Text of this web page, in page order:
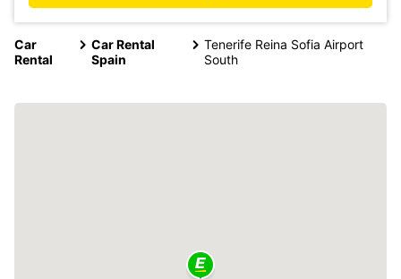
Car
Rental
Car Rental
Spain
Tenerife Reina Sofia Airport
South